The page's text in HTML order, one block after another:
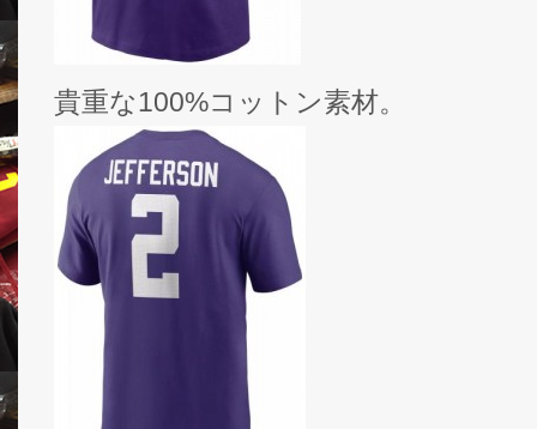
貴重な100%コットン素材。